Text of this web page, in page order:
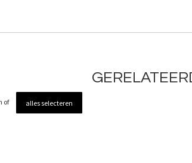
of alles selecteren